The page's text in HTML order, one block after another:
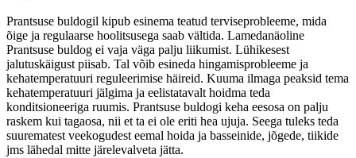
Prantsuse buldogil kipub esinema teatud terviseprobleeme, mida
õige ja regulaarse hoolitsusega saab vältida. Lamedanäoline
Prantsuse buldog ei vaja väga palju liikumist. Lühikesest
jalutuskäigust piisab. Tal võib esineda hingamisprobleeme ja
kehatemperatuuri reguleerimise häireid. Kuuma ilmaga peaksid tema
kehatemperatuuri jälgima ja eelistatavalt hoidma teda
konditsioneeriga ruumis. Prantsuse buldogi keha eesosa on palju
raskem kui tagaosa, nii et ta ei ole eriti hea ujuja. Seega tuleks teda
suurematest veekogudest eemal hoida ja basseinide, jõgede, tiikide
jms lähedal mitte järelevalveta jätta.